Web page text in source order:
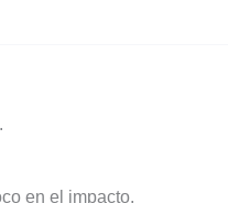
en el impacto.